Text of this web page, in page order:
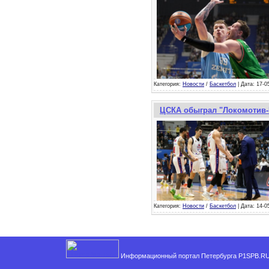
Категория: Новости / Баскетбол | Дата: 17-
ЦСКА обыграл
Категория: Новости / Баскетбол | Дата: 14-
Информационный портал Петербурга